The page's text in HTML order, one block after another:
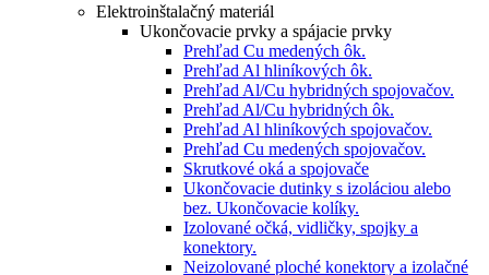
Elektroinštalačný materiál
Ukončovacie prvky a spájacie prvky
Prehľad Cu medených ôk.
Prehľad Al hliníkových ôk.
Prehľad Al/Cu hybridných spojovačov.
Prehľad Al/Cu hybridných ôk.
Prehľad Al hliníkových spojovačov.
Prehľad Cu medených spojovačov.
Skrutkové oká a spojovače
Ukončovacie dutinky s izoláciou alebo
bez. Ukončovacie kolíky.
Izolované očká, vidličky, spojky a
konektory.
Neizolované ploché konektory a izolačné